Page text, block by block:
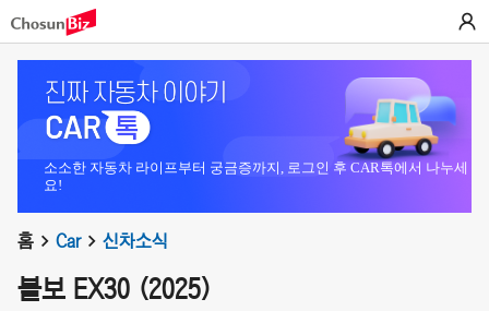
소소한 자동차 라이프부터 궁금증까지, 로그인 후 CAR톡에서 나누세
요!
홈 Car 신차소식
볼보 EX30 (2025)